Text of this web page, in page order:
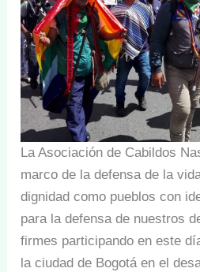
La Asociación de Cabildos
marco de la defensa de la
dignidad como pueblos con
para la defensa de nuestros
firmes participando en este
la ciudad de Bogotá en el